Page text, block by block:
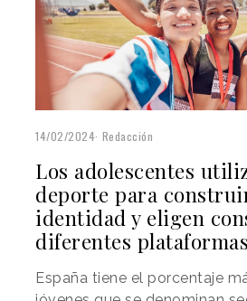
14/02/2024 Redacción
Los adolescentes
deporte para
identidad y eligen
diferentes plataformas
España tiene el porcentaje